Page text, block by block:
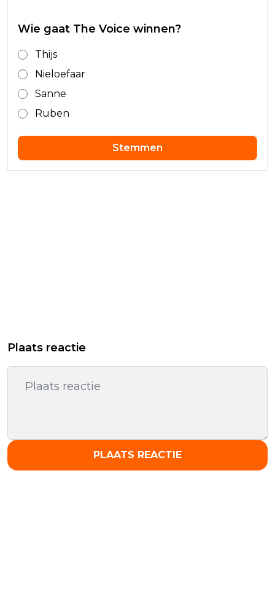
Wie gaat The Voice winnen?
Thijs
Nieloefaar
Sanne
Ruben
Stemmen
Plaats reactie
PLAATS REACTIE